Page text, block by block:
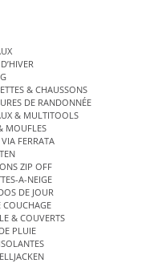
& CHAUSSONS
DE RANDONNÉE
& MULTITOOLS
MOUFLES
FERRATA
ZIP OFF
A-NEIGE
DE JOUR
COUCHAGE
& COUVERTS
PLUIE